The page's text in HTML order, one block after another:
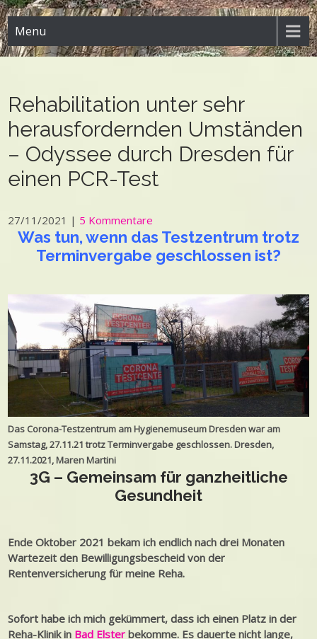
Menu
Rehabilitation unter sehr
herausfordernden Umständen
– Odyssee durch Dresden für
einen PCR-Test
27/11/2021 | 5 Kommentare
Was tun, wenn das Testzentrum trotz
Terminvergabe geschlossen ist?
Das Corona-Testzentrum am Hygienemuseum Dresden war am
Samstag, 27.11.21 trotz Terminvergabe geschlossen. Dresden,
27.11.2021, Maren Martini
3G – Gemeinsam für ganzheitliche
Gesundheit
Ende Oktober 2021 bekam ich endlich nach drei Monaten
Wartezeit den Bewilligungsbescheid von der
Rentenversicherung für meine Reha.
Sofort habe ich mich gekümmert, dass ich einen Platz in der
Reha-Klinik in Bad Elster bekomme. Es dauerte nicht lange,